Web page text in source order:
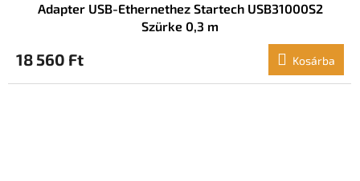
Adapter USB-Ethernethez Startech USB31000S2
Szürke 0,3 m
18 560 Ft Kosárba